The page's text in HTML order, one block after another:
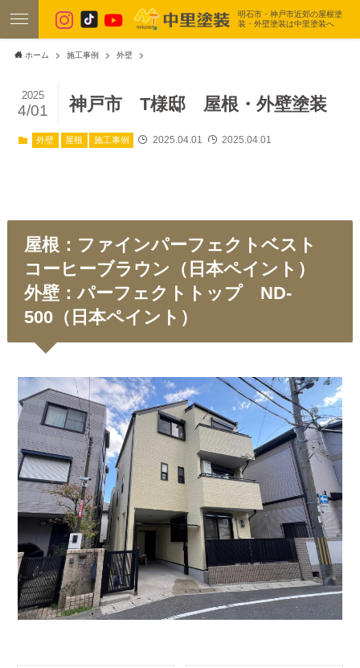
明石市・神戸市近郊の屋根塗
装・外壁塗装は中里塗装へ
ホーム 施工事例 外壁
神戸市 T様邸 屋根・外壁塗装
2025
4/01
外壁 屋根 施工事例 2025.04.01 2025.04.01
屋根：ファインパーフェクトベスト
コーヒーブラウン（日本ペイント）
外壁：パーフェクトトップ ND-
500（日本ペイント）